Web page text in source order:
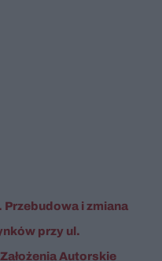
i zmiana
przy ul.
Autorskie